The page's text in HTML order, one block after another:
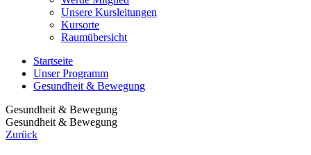
Unsere Kursleitungen
Kursorte
Raumübersicht
Startseite
Unser Programm
Gesundheit & Bewegung
Gesundheit & Bewegung
Gesundheit & Bewegung
Zurück